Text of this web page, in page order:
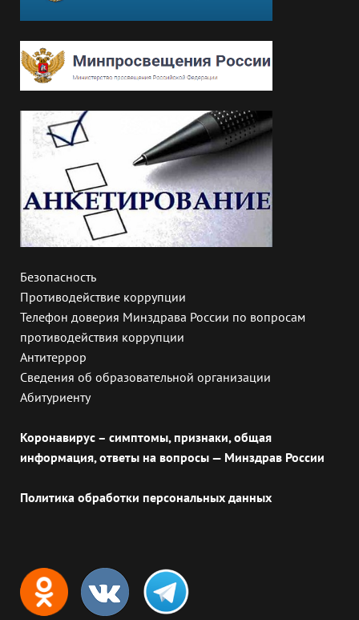
Безопасность
Противодействие коррупции
Телефон доверия Минздрава России по вопросам
противодействия коррупции
Антитеррор
Сведения об образовательной организации
Абитуриенту
Коронавирус – симптомы, признаки, общая
информация, ответы на вопросы — Минздрав России
Политика обработки персональных данных